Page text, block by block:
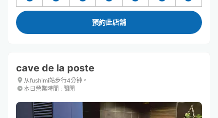
預約此店舖
cave de la poste
从fushimi站步行4分钟。
本日營業時間 : 關閉